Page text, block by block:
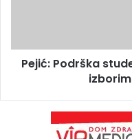
Pejić: Podrška